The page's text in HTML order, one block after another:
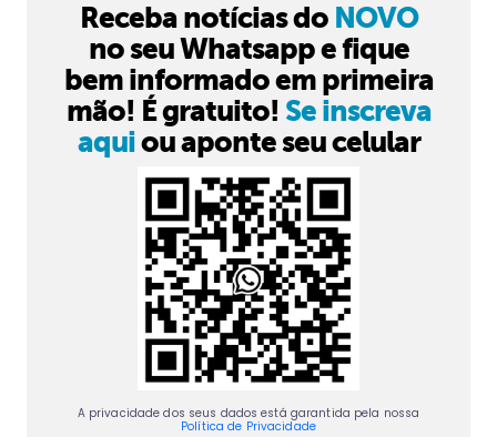
Receba notícias do NOVO
no seu Whatsapp e fique
bem informado em primeira
mão! É gratuito! Se inscreva
aquiou aponte seu celular
A privacidade dos seus dados está garantida pela nossa
Política de Privacidade